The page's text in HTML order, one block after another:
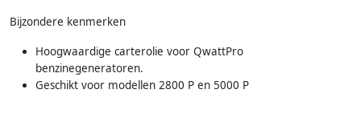
Bijzondere kenmerken
Hoogwaardige carterolie voor QwattPro
benzinegeneratoren.
Geschikt voor modellen 2800 P en 5000 P